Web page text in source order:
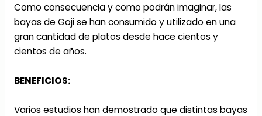
Como consecuencia y como podrán imaginar, las
bayas de Goji se han consumido y utilizado en una
gran cantidad de platos desde hace cientos y
cientos de años.
BENEFICIOS:
Varios estudios han demostrado que distintas bayas